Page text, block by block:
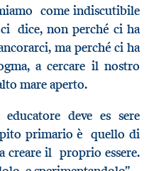
come indiscutibile
dice, non perché ci ha
ma perché ci ha
a cercare il nostro
mare aperto.
deve es sere
primario è quello di
creare il proprio essere.